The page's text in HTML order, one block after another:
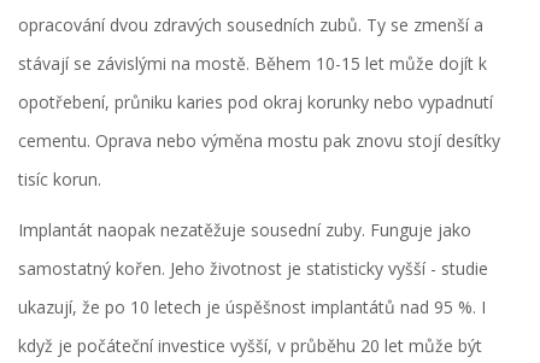
opracování dvou zdravých sousedních zubů. Ty se zmenší a
stávají se závislými na mostě. Během 10-15 let může dojít k
opotřebení, průniku karies pod okraj korunky nebo vypadnutí
cementu. Oprava nebo výměna mostu pak znovu stojí desítky
tisíc korun.
Implantát naopak nezatěžuje sousední zuby. Funguje jako
samostatný kořen. Jeho životnost je statisticky vyšší - studie
ukazují, že po 10 letech je úspěšnost implantátů nad 95 %. I
když je počáteční investice vyšší, v průběhu 20 let může být